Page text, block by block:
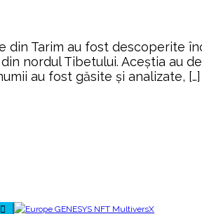
din Tarim au fost descoperite
nordul Tibetului. Aceștia au
au fost găsite și analizate, […]